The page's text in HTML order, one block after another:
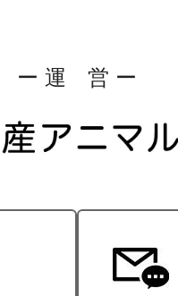
ー 運 営 ー